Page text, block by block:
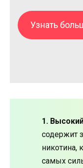
Узнать
1.
содержит
никотина,
самых